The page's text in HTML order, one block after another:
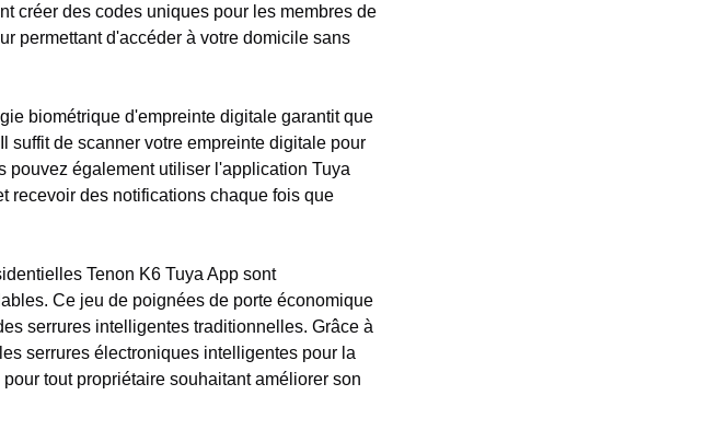
créer des codes uniques pour les membres de
permettant d'accéder à votre domicile sans
biométrique d'empreinte digitale garantit que
suffit de scanner votre empreinte digitale pour
pouvez également utiliser l'application Tuya
recevoir des notifications chaque fois que
Tenon K6 Tuya App sont
Ce jeu de poignées de porte économique
serrures intelligentes traditionnelles. Grâce à
serrures électroniques intelligentes pour la
tout propriétaire souhaitant améliorer son